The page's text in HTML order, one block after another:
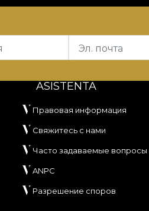
Эл. почта
ASISTENTA
Правовая информация
Свяжитесь с нами
Часто задаваемые вопросы
ANPC
Разрешение споров